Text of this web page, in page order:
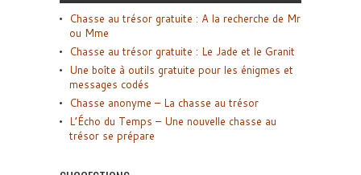
Chasse au trésor gratuite : A la recherche de Mr
ou Mme
Chasse au trésor gratuite : Le Jade et le Granit
Une boîte à outils gratuite pour les énigmes et
messages codés
Chasse anonyme – La chasse au trésor
L’Écho du Temps – Une nouvelle chasse au
trésor se prépare